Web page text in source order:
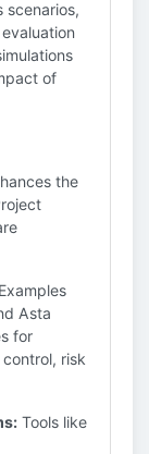
scenarios,
of
the
Examples
Asta
for
risk
Tools like